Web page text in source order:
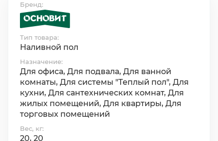
Бренд
Тип товара
Наливной пол
Назначение
Для офиса, Для подвала, Для ванной
комнаты, Для системы "Теплый пол", Для
кухни, Для сантехнических комнат, Для
жилых помещений, Для квартиры, Для
торговых помещений
Вес, кг
20, 20